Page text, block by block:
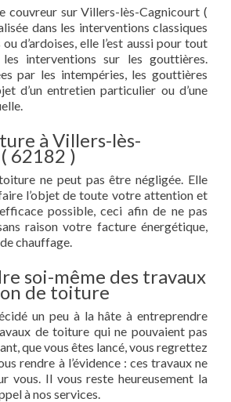
couvreur sur Villers-lès-Cagnicourt (
dans les interventions classiques
d’ardoises, elle l’est aussi pour tout
interventions sur les gouttières.
par les intempéries, les gouttières
d’un entretien particulier ou d’une
à Villers-lès-
62182 )
ne peut pas être négligée. Elle
l’objet de toute votre attention et
possible, ceci afin de ne pas
raison votre facture énergétique,
chauffage.
soi-même des travaux
de toiture
un peu à la hâte à entreprendre
de toiture qui ne pouvaient pas
que vous êtes lancé, vous regrettez
rendre à l’évidence : ces travaux ne
vous. Il vous reste heureusement la
à nos services.